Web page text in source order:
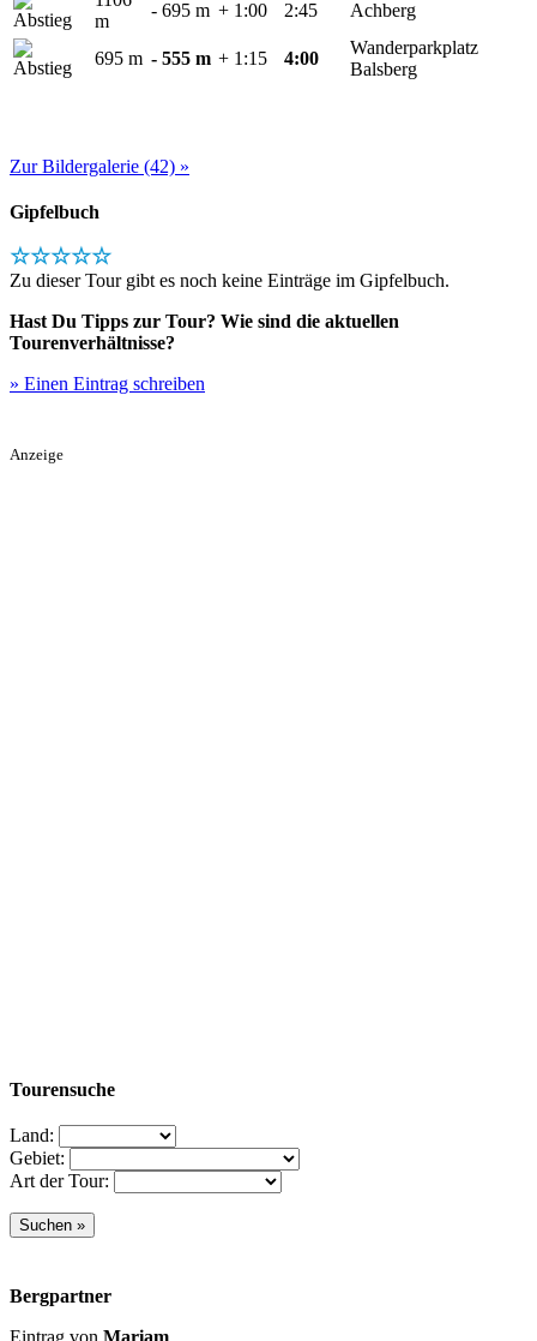
m
- 695 m + 1:00 2:45 Achberg
695 m - 555 m + 1:15 4:00
Wanderparkplatz
Balsberg
Zur Bildergalerie (42) »
Gipfelbuch
☆☆☆☆☆
Zu dieser Tour gibt es noch keine Einträge im Gipfelbuch.
Hast Du Tipps zur Tour? Wie sind die aktuellen
Tourenverhältnisse?
» Einen Eintrag schreiben
Anzeige
Tourensuche
Land:
Gebiet:
Art der Tour:
Bergpartner